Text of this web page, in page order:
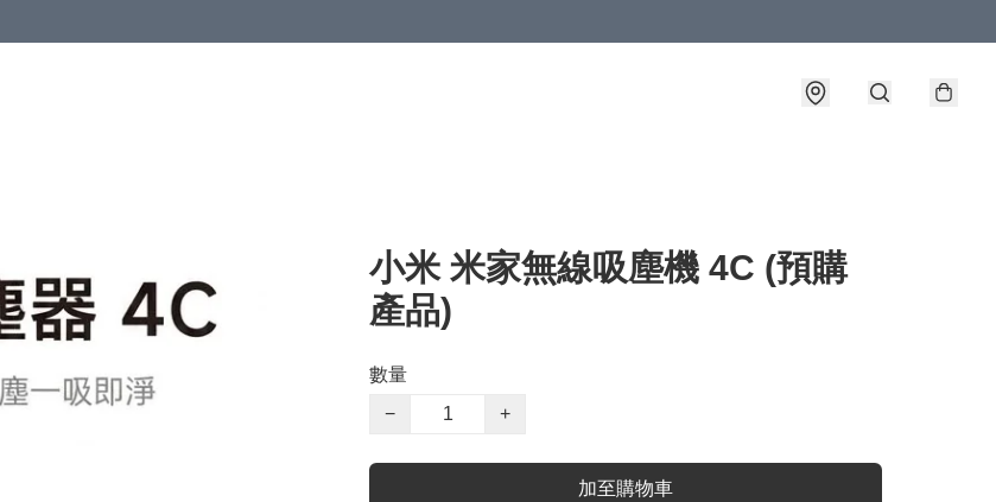
小米 米家無線吸塵機 4C (預購
產品)
數量
−
+
加至購物車